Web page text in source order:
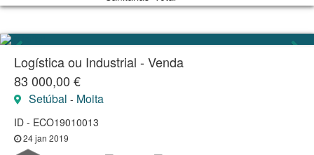
Logística ou Industrial - Venda
83 000,00 €
Setúbal - Moita
ID - ECO19010013
24 jan 2019